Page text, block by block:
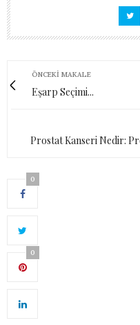
ÖNCEKI MAKALE
Eşarp Seçimi...
Prostat Kanseri Nedir:
0
0